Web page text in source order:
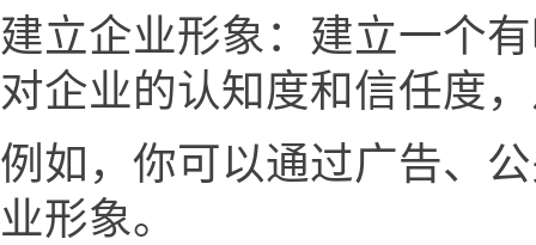
建立企业形象：建立一个
对企业的认知度和信任度
例如，你可以通过广告、
业形象。